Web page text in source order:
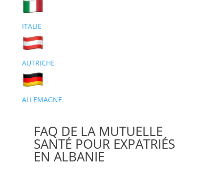
ITALIE
AUTRICHE
ALLEMAGNE
FAQ DE LA MUTUELLE
SANTÉ POUR EXPATRIÉS
EN ALBANIE